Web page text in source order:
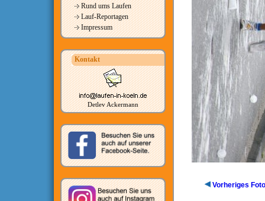
Rund ums Laufen
Lauf-Reportagen
Impressum
Kontakt
Detlev Ackermann
Vorheriges Foto